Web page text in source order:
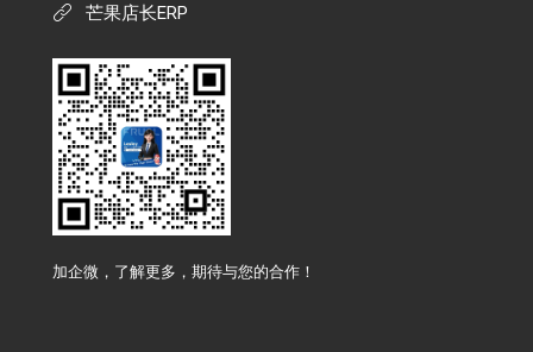
芒果店长ERP
加企微，了解更多，期待与您的合作！